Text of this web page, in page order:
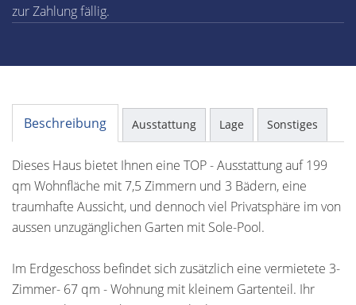
zur Zahlung fällig.
Beschreibung Ausstattung Lage Sonstiges
Dieses Haus bietet Ihnen eine TOP - Ausstattung auf 199
qm Wohnfläche mit 7,5 Zimmern und 3 Bädern, eine
traumhafte Aussicht, und dennoch viel Privatsphäre im von
aussen unzugänglichen Garten mit Sole-Pool.
Im Erdgeschoss befindet sich zusätzlich eine vermietete 3-
Zimmer- 67 qm - Wohnung mit kleinem Gartenteil. Ihr